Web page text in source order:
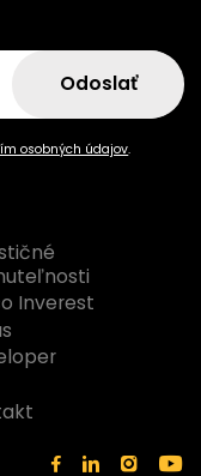
Odoslať
osobných údajov.
Inverest